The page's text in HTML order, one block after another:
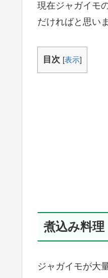
現在ジャガイモ
だければと思い
目次 [表示]
煮込み料理
ジャガイモが大